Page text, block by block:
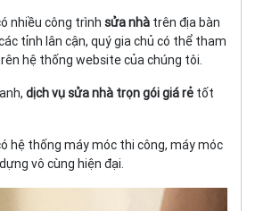
nhiều công trình sửa nhà trên địa bàn
tỉnh lân cận, quý gia chủ có thể tham
hệ thống website của chúng tôi.
dịch vụ sửa nhà trọn gói giá rẻ tốt
hệ thống máy móc thi công, máy móc
vô cùng hiện đại.